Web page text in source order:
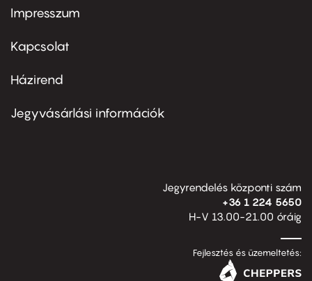
Footer
first
Impresszum
Kapcsolat
Footer
second
Házirend
Jegyvásárlási információk
Jegyrendelés központi szám
+36 1 224 5650
H-V 13.00-21.00 óráig
Fejlesztés és üzemeltetés: